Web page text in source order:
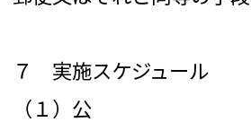
７ 実施スケジュール
（１）公